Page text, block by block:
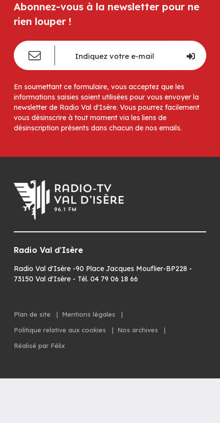
Abonnez-vous à la newsletter pour ne
rien louper !
En soumettant ce formulaire, vous acceptez que les
informations saisies soient utilisées pour vous envoyer la
newsletter de Radio Val d'Isère. Vous pourrez facilement
vous désinscrire à tout moment via les liens de
désinscription présents dans chacun de nos emails.
Radio Val d'Isère
Radio Val d'Isère -90 Place Jacques Mouflier-BP228 -
73150 Val d'Isère - Tél. 04 79 06 18 66
Plan de site | Mentions légales
|
Politique relative aux cookies
| Nos archives
|
Réalisé par Félix